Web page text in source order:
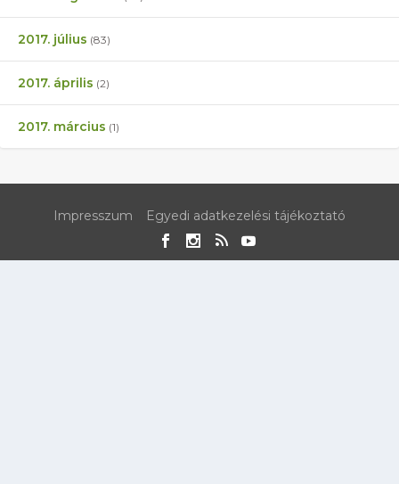
2017. július (83)
2017. április (2)
2017. március (1)
Impresszum Egyedi adatkezelési tájékoztató